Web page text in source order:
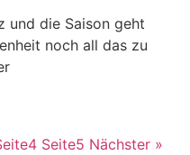
und die Saison geht
noch all das zu
4 Seite5 Nächster »